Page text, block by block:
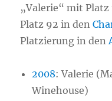
„Valerie“ mit
Platz 92 in den
Platzierung in den
2008:Valerie
Winehouse)